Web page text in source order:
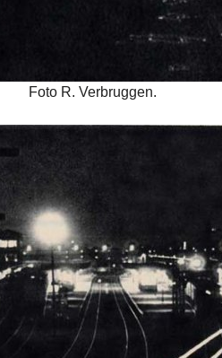
Foto R. Verbruggen.